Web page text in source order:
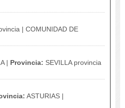
| COMUNIDAD DE
| Provincia: SEVILLA provincia
ASTURIAS |